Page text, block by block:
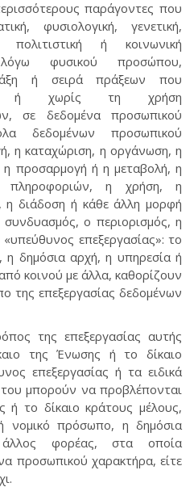
παράγοντες που
φυσιολογική, γενετική,
πολιτιστική ή κοινωνική
φυσικού προσώπου,
ή σειρά πράξεων που
με ή χωρίς τη χρήση
σε δεδομένα προσωπικού
δεδομένων προσωπικού
η καταχώριση, η οργάνωση, η
προσαρμογή ή η μεταβολή, η
πληροφοριών, η χρήση, η
η διάδοση ή κάθε άλλη μορφή
ο περιορισμός, η
επεξεργασίας»: το
δημόσια αρχή, η υπηρεσία ή
κοινού με άλλα, καθορίζουν
της επεξεργασίας δεδομένων
της επεξεργασίας αυτής
της Ένωσης ή το δίκαιο
επεξεργασίας ή τα ειδικά
του μπορούν να προβλέπονται
το δίκαιο κράτους μέλους,
νομικό πρόσωπο, η δημόσια
φορέας, στα οποία
προσωπικού χαρακτήρα, είτε